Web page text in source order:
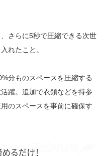
さらに5秒で圧縮できる次世
れたこと。
分ものスペースを圧縮する
躍。追加で衣類などを持参
のスペースを事前に確保す